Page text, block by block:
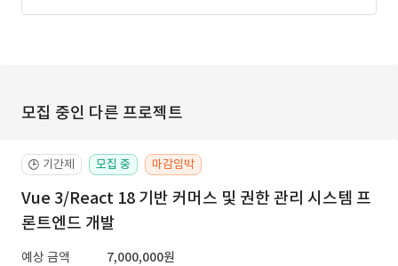
모집 중인 다른 프로젝트
🕒 기간제 모집 중 마감임박
Vue 3/React 18 기반 커머스 및 권한 관리 시스템 프
론트엔드 개발
예상 금액
7,000,000원